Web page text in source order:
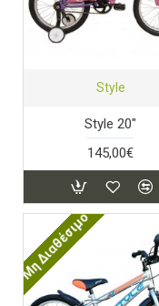
Style
Style 20"
145,00€
Μη Διαθέσιμο